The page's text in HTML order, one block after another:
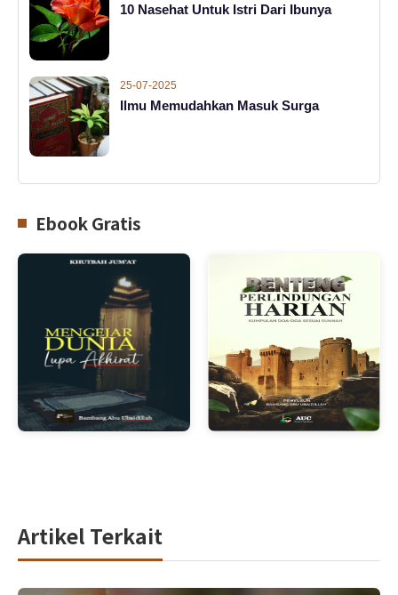
10 Nasehat Untuk Istri Dari Ibunya
25-07-2025
Ilmu Memudahkan Masuk Surga
Ebook Gratis
Artikel Terkait